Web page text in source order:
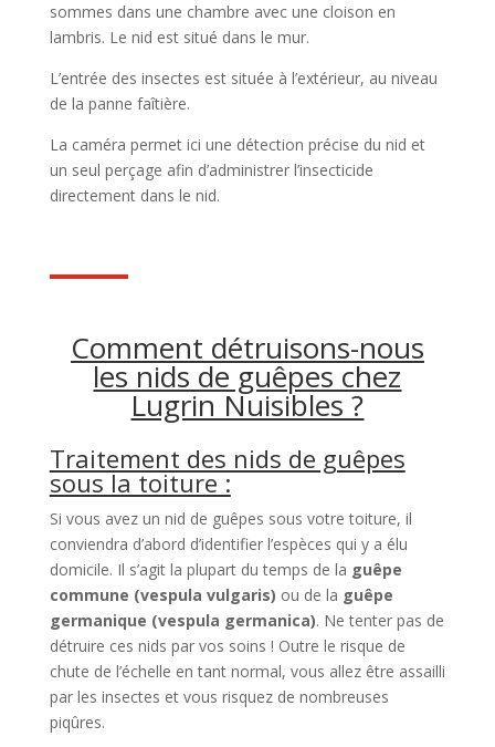
sommes dans une chambre avec une cloison en
lambris. Le nid est situé dans le mur.
L’entrée des insectes est située à l’extérieur, au niveau
de la panne faîtière.
La caméra permet ici une détection précise du nid et
un seul perçage afin d’administrer l’insecticide
directement dans le nid.
Comment détruisons-nous
les nids de guêpes chez
Lugrin Nuisibles ?
Traitement des nids de guêpes
sous la toiture :
Si vous avez un nid de guêpes sous votre toiture, il
conviendra d’abord d’identifier l’espèces qui y a élu
domicile. Il s’agit la plupart du temps de la guêpe
commune (vespula vulgaris) ou de la guêpe
germanique (vespula germanica). Ne tenter pas de
détruire ces nids par vos soins ! Outre le risque de
chute de l’échelle en tant normal, vous allez être assailli
par les insectes et vous risquez de nombreuses
piqûres.